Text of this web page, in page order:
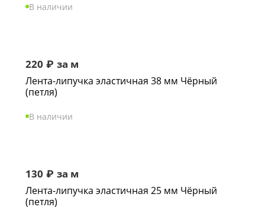
В наличии
220 ₽ за м
Лента-липучка эластичная 38 мм Чёрный
(петля)
В наличии
130 ₽ за м
Лента-липучка эластичная 25 мм Чёрный
(петля)